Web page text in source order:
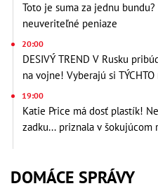
Toto je suma za jednu
neuveriteľné peniaze
20:00
DESIVÝ TREND V Rusku
na vojne! Vyberajú si
19:00
Katie Price má dosť plastík!
zadku... priznala v šokujúcom
DOMÁCE SPRÁVY